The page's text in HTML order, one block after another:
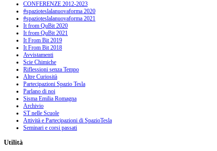
CONFERENZE 2012-2023
#spazioteslalanuovaforma 2020
#spazioteslalanuovaforma 2021
It from QuBit 2020
It from QuBit 2021
It From Bit 2019
It From Bit 2018
Avvistamenti
Scie Chimiche
Riflessioni senza Tempo
Altre Curiosità
Partecipazioni Spazio Tesla
Parlano di noi
Sisma Emilia Romagna
Archivio
ST nelle Scuole
Attività e Partecipazioni di SpazioTesla
Seminari e corsi passati
Utilità